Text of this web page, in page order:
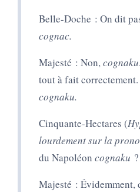
Belle-Doche : On dit
cognac.
Majesté : Non,cognaku
tout à fait
cognaku.
Cinquante-Hectares (
lourdement sur la
du Napoléon cognaku ?
Majesté : Évidemment,